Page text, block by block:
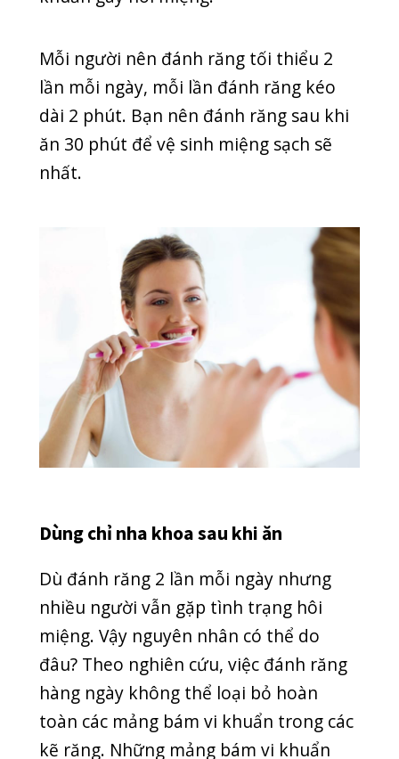
Dù đánh răng 2 lần mỗi ngày nhưng
nhiều người vẫn gặp tình trạng hôi
miệng. Vậy nguyên nhân có thể do
đâu? Theo nghiên cứu, việc đánh răng
hàng ngày không thể loại bỏ hoàn
toàn các mảng bám vi khuẩn trong các
kẽ răng. Những mảng bám vi khuẩn
nhanh chóng sinh sôi và gây ra mùi hôi
khó chịu. Do đó, các nha sĩ đưa ra lời
khuyên rằng bạn nên dùng chỉ nha
ăn thừa, ngăn ngừa bệnh viêm nướu,
sâu răng, hạn chế hình thành cao răng,
…
Làm sạch lưỡi
Bên cạnh răng, lưỡi chính là nơi có thể
sinh ra các vi khuẩn gây hôi miệng. Vì
vậy, để cải thiện tình trạng hôi miệng,
bạn nên vệ sinh lưỡi ngay sao khi đánh
răng. Bạn nên mua dụng cụ cạo lưỡi